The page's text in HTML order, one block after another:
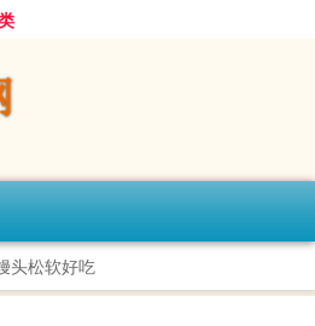
头松软好吃